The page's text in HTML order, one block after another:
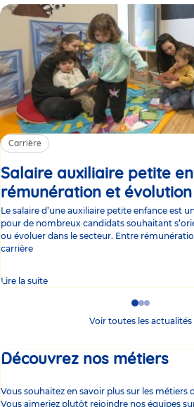
Carrière
Salaire auxiliaire petite
rémunération et évolution
Le salaire d’une auxiliaire petite enfance est
pour de nombreux candidats souhaitant
ou évoluer dans le secteur. Entre
carrière
Lire la suite
Go
to
Go
to
Go
to
Voir toutes les actualités
Découvrez nos métiers
Vous souhaitez en savoir plus sur les métiers
Vous aimeriez plutôt rejoindre nos équipes